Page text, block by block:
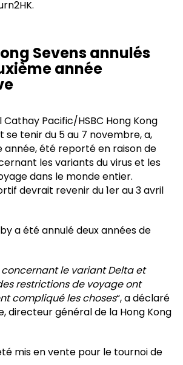
Sevens annulés
année
Cathay Pacific/HSBC Hong Kong
se tenir du 5 au 7 novembre, a,
année, été reporté en raison de
les variants du virus et les
dans le monde entier.
devrait revenir du 1er au 3 avril
a été annulé deux années de
le variant Delta et
restrictions de voyage ont
compliqué les choses“, a déclaré
directeur général de la Hong Kong
mis en vente pour le tournoi de